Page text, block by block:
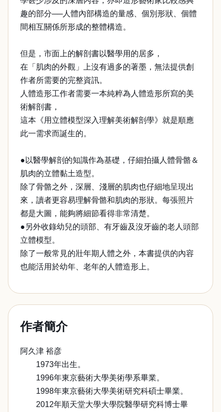
趣的部分──人體內部構造的量感、個別形狀、個體
間相互關係所形成的整體構造。
但是，市面上的解剖書以醫學用的居多，
在「肌肉的外觀」上沒有過多的著墨，無法提供創
作者所需要的完整資訊。
人體造形工作者需要一本純粹為人體造形所寫的美
術解剖書，
這本《用立體模型深入理解美術解剖學》就是順應
此一需求而誕生的。
●以醫學解剖的知識作為基礎，仔細拍攝人體骨骼＆
肌肉的立體黏土造型。
除了骨骼之外，深層、淺層的肌肉也仔細地呈現出
來，讀者更容易理解骨骼和肌肉的形狀。每張照片
都是大圖，能夠將細節看得非常清楚。
●另外收錄幼兒的頭部、有牙齒及沒牙齒的老人頭部
立體模型。
除了一般常見的壯年期人體之外，本書提供的內容
也能活用於幼年、老年的人體造形上。
作者簡介
阿久津 裕彦
1973年出生。
1996年東京藝術大學美術學系畢業。
1998年東京藝術大學美術研究科碩士畢業。
2012年順天堂大學大學院醫學研究科博士畢